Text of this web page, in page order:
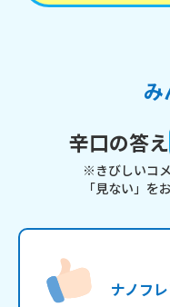
み
辛口の答え
※きびしいコ
「見ない」を
ナノフレ